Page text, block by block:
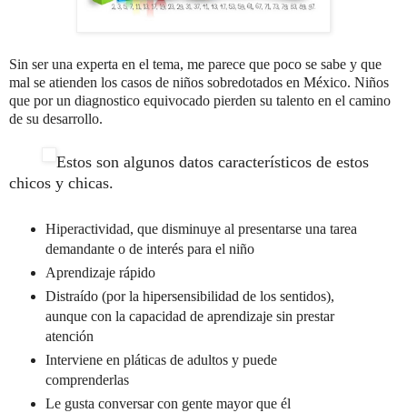
Sin ser una experta en el tema, me parece que poco se sabe y que
mal se atienden los casos de niños sobredotados en México. Niños
que por un diagnostico equivocado pierden su talento en el camino
de su desarrollo.
Estos son algunos datos característicos de estos
chicos y chicas.
Hiperactividad, que disminuye al presentarse una tarea
demandante o de interés para el niño
Aprendizaje rápido
Distraído (por la hipersensibilidad de los sentidos),
aunque con la capacidad de aprendizaje sin prestar
atención
Interviene en pláticas de adultos y puede
comprenderlas
Le gusta conversar con gente mayor que él